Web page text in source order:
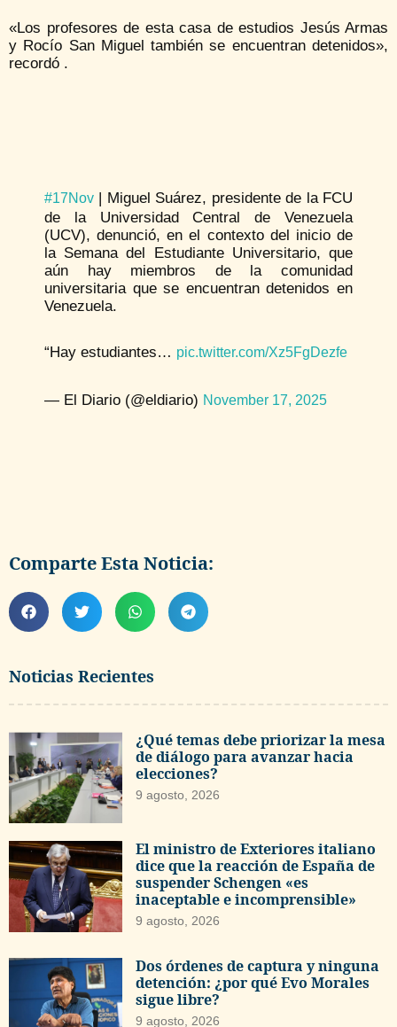
Noticias Recientes
¿Qué temas debe priorizar la mesa
de diálogo para avanzar hacia
elecciones?
9 agosto, 2026
El ministro de Exteriores italiano
dice que la reacción de España de
suspender Schengen «es
inaceptable e incomprensible»
9 agosto, 2026
Dos órdenes de captura y ninguna
detención: ¿por qué Evo Morales
sigue libre?
9 agosto, 2026
«Los profesores de esta casa de estudios Jesús Armas
y Rocío San Miguel también se encuentran detenidos»,
recordó .
#17Nov | Miguel Suárez, presidente de la FCU
de la Universidad Central de Venezuela
(UCV), denunció, en el contexto del inicio de
la Semana del Estudiante Universitario, que
aún hay miembros de la comunidad
universitaria que se encuentran detenidos en
Venezuela.
“Hay estudiantes… pic.twitter.com/Xz5FgDezfe
— El Diario (@eldiario) November 17, 2025
Comparte Esta Noticia: